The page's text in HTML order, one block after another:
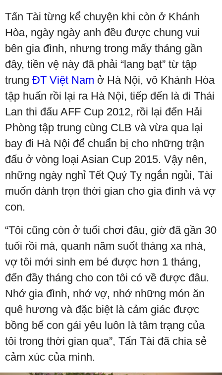
Tấn Tài từng kể chuyện khi còn ở Khánh
Hòa, ngày ngày anh đều được chung vui
bên gia đình, nhưng trong mấy tháng gần
đây, tiền vệ này đã phải “lang bạt” từ tập
trung ĐT Việt Nam ở Hà Nội, vô Khánh Hòa
tập huấn rồi lại ra Hà Nội, tiếp đến là đi Thái
Lan thi đấu AFF Cup 2012, rồi lại đến Hải
Phòng tập trung cùng CLB và vừa qua lại
bay đi Hà Nội để chuẩn bị cho những trận
đấu ở vòng loại Asian Cup 2015. Vậy nên,
những ngày nghỉ Tết Quý Tỵ ngắn ngủi, Tài
muốn dành trọn thời gian cho gia đình và vợ
con.
“Tôi cũng còn ở tuổi chơi đâu, giờ đã gần 30
tuổi rồi mà, quanh năm suốt tháng xa nhà,
vợ tôi mới sinh em bé được hơn 1 tháng,
đến đầy tháng cho con tôi có về được đâu.
Nhớ gia đình, nhớ vợ, nhớ những món ăn
quê hương và đặc biệt là cảm giác được
bồng bế con gái yêu luôn là tâm trạng của
tôi trong thời gian qua”, Tấn Tài đã chia sẻ
cảm xúc của mình.